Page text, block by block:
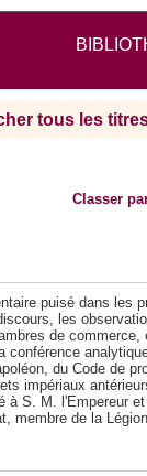
tous les
Classer
puisé dans les
les
de
conférence
du Code de
impériaux
à S. M. l'Empereur
membre de la